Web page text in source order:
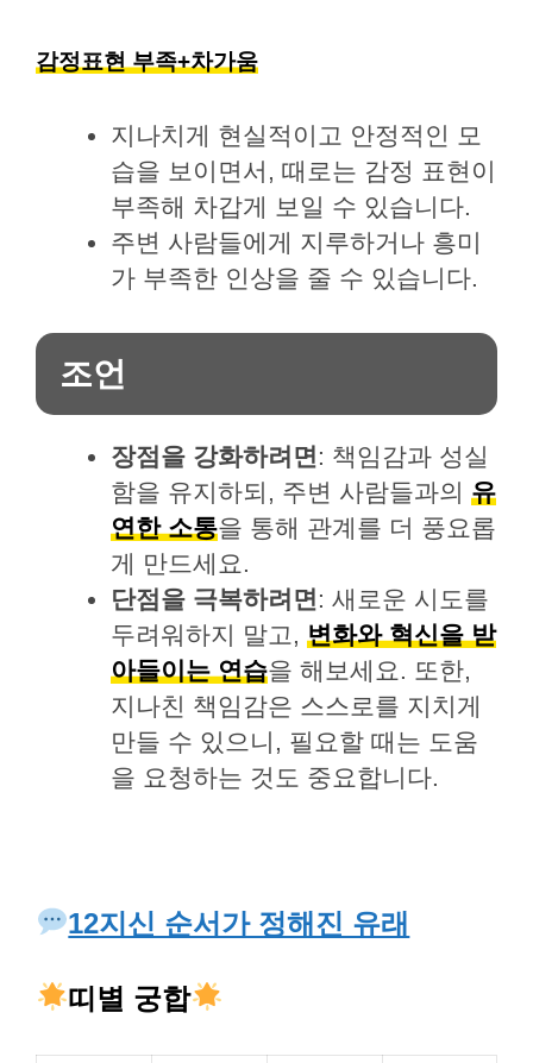
감정표현 부족+차가움
지나치게 현실적이고 안정적인 모
습을 보이면서, 때로는 감정 표현이
부족해 차갑게 보일 수 있습니다.
주변 사람들에게 지루하거나 흥미
가 부족한 인상을 줄 수 있습니다.
조언
장점을 강화하려면 : 책임감과 성실
함을 유지하되, 주변 사람들과의 유
연한 소통을 통해 관계를 더 풍요롭
게 만드세요.
단점을 극복하려면 : 새로운 시도를
두려워하지 말고, 변화와 혁신을 받
아들이는 연습을 해보세요. 또한,
지나친 책임감은 스스로를 지치게
만들 수 있으니, 필요할 때는 도움
을 요청하는 것도 중요합니다.
12지신 순서가 정해진 유래
띠별 궁합